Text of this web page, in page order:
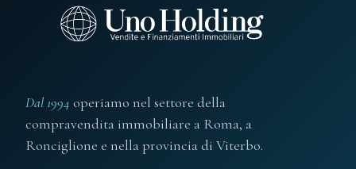
Dal 1994 operiamo nel settore della
compravendita immobiliare a Roma, a
Ronciglione e nella provincia di Viterbo.